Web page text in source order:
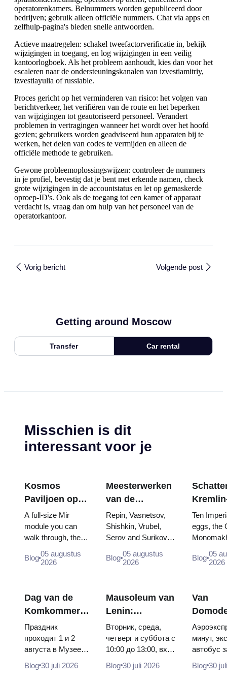
operatorenkamers. Belnummers worden gepubliceerd door
bedrijven; gebruik alleen officiële nummers. Chat via apps en
zelfhulp-pagina's bieden snelle antwoorden.
Actieve maatregelen: schakel tweefactorverificatie in, bekijk
wijzigingen in toegang, en log wijzigingen in een veilig
kantoorlogboek. Als het probleem aanhoudt, kies dan voor het
escaleren naar de ondersteuningskanalen van izvestiamitriy,
izvestiayulia of russiable.
Proces gericht op het verminderen van risico: het volgen van
berichtverkeer, het verifiëren van de route en het beperken
van wijzigingen tot geautoriseerd personeel. Verandert
problemen in vertragingen wanneer het wordt over het hoofd
gezien; gebruikers worden geadviseerd hun apparaten bij te
werken, het delen van codes te vermijden en alleen de
officiële methode te gebruiken.
Gewone probleemoplossingswijzen: controleer de nummers
in je profiel, bevestig dat je bent met erkende namen, check
grote wijzigingen in de accountstatus en let op gemaskerde
oproep-ID's. Ook als de toegang tot een kamer of apparaat
verdacht is, vraag dan om hulp van het personeel van de
operatorkantoor.
Vorig bericht Volgende post
Getting around Moscow
Transfer Car rental
Misschien is dit
interessant voor je
Kosmos
Paviljoen op
VDNKh:
Binnen de
Grootste
Ruimte-
tentoonstelling
A full-size Mir
module you can
walk through, the
model, scorched
flight...
Blog05 augustus
2026
Meesterwerken
van de
Tretjakovgalerij:
De schilderijen
waarvoor u uw
reis kunt
plannen
Repin, Vasnetsov,
Shishkin, Vrubel,
Serov and Surikov
stop people, where
Blog 05 augustus
2026
tronen
Ten
eggs, the
boy tsars
Blog 05
2026
Dag van de
Komkommer
in Soezdal
2026: kaartjes,
data en hoe je
er vanaf
Праздник
проходит 1 и 2
августа в Музее
зодчества.
Blog 30 juli 2026
Mausoleum van
Lenin:
openingstijden,
toegang en de
belangrijkste
verwarring met
Вторник, среда,
четверг и суббота с
10:00 до 13:00, вход
Почему источники
Blog 30 juli 2026
Van
naar het
минут,
автобус
автобус
Blog 30